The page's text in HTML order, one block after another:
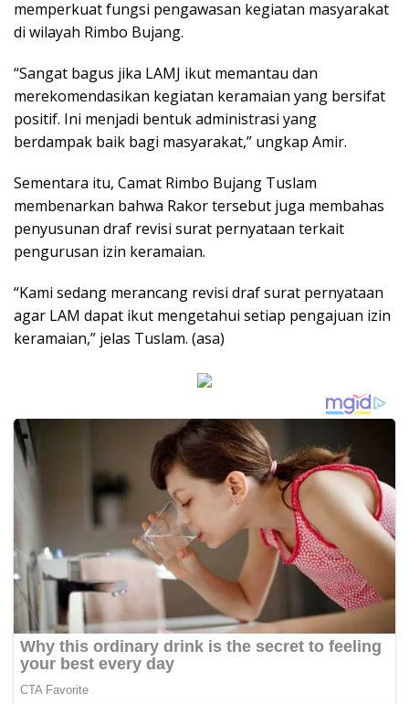
memperkuat fungsi pengawasan kegiatan masyarakat
di wilayah Rimbo Bujang.
“Sangat bagus jika LAMJ ikut memantau dan
merekomendasikan kegiatan keramaian yang bersifat
positif. Ini menjadi bentuk administrasi yang
berdampak baik bagi masyarakat,” ungkap Amir.
Sementara itu, Camat Rimbo Bujang Tuslam
membenarkan bahwa Rakor tersebut juga membahas
penyusunan draf revisi surat pernyataan terkait
pengurusan izin keramaian.
“Kami sedang merancang revisi draf surat pernyataan
agar LAM dapat ikut mengetahui setiap pengajuan izin
keramaian,” jelas Tuslam. (asa)